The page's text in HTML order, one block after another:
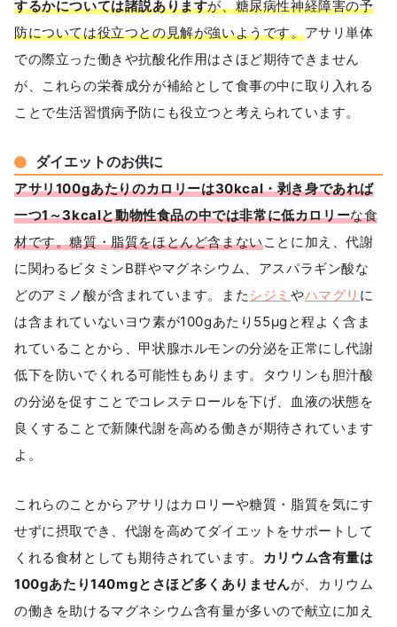
するかについては諸説ありますが、糖尿病性神経障害の予
防については役立つとの見解が強いようです。アサリ単体
での際立った働きや抗酸化作用はさほど期待できません
が、これらの栄養成分が補給として食事の中に取り入れる
ことで生活習慣病予防にも役立つと考えられています。
ダイエットのお供に
アサリ100gあたりのカロリーは30kcal・剥き身であれば
一つ1～3kcalと動物性食品の中では非常に低カロリーな食
材です。糖質・脂質をほとんど含まないことに加え、代謝
に関わるビタミンB群やマグネシウム、アスパラギン酸な
どのアミノ酸が含まれています。また シジミやハマグリ に
は含まれていないヨウ素が100gあたり55μgと程よく含ま
れていることから、甲状腺ホルモンの分泌を正常にし代謝
低下を防いでくれる可能性もあります。タウリンも胆汁酸
の分泌を促すことでコレステロールを下げ、血液の状態を
良くすることで新陳代謝を高める働きが期待されています
よ。
これらのことからアサリはカロリーや糖質・脂質を気にす
せずに摂取でき、代謝を高めてダイエットをサポートして
くれる食材としても期待されています。
カリウム含有量は
100gあたり140mgとさほど多くありませんが、カリウム
の働きを助けるマグネシウム含有量が多いので献立に加え